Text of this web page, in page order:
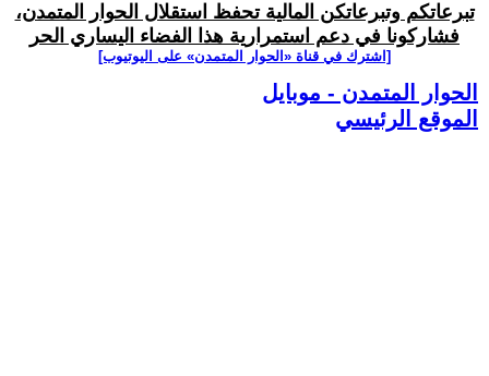
تبرعاتكم وتبرعاتكن المالية تحفظ استقلال الحوار المتمدن،
فشاركونا في دعم استمرارية هذا الفضاء اليساري الحر
[اشترك في قناة ‫«الحوار المتمدن» على اليوتيوب]
الحوار المتمدن - موبايل
الموقع الرئيسي